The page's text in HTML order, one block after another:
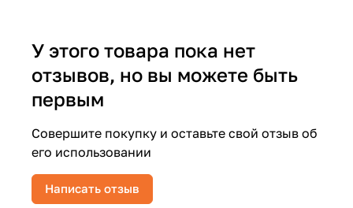
У этого товара пока нет
отзывов, но вы можете быть
первым
Совершите покупку и оставьте свой отзыв об
его использовании
Написать отзыв